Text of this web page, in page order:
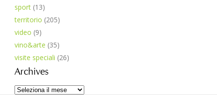
sport (13)
territorio (205)
video (9)
vino&arte (35)
visite speciali (26)
Archives
Archives